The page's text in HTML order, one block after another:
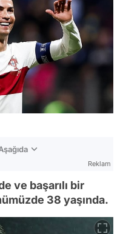
Reklam
ve başarılı bir
38 yaşında.